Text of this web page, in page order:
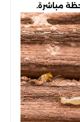
مباشرة.